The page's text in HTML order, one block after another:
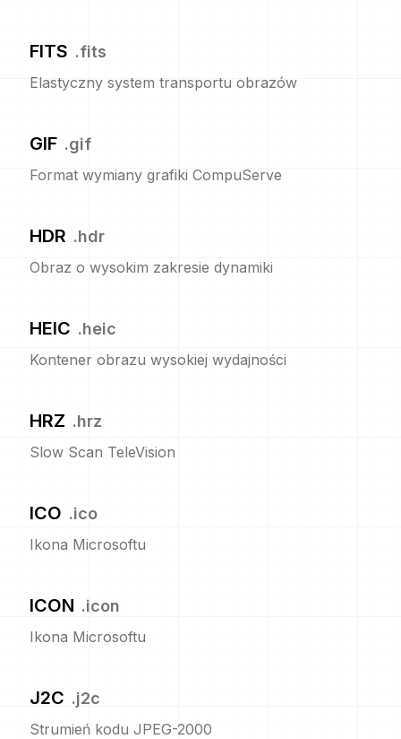
FITS .fits
Elastyczny system transportu obrazów
GIF .gif
Format wymiany grafiki CompuServe
HDR .hdr
Obraz o wysokim zakresie dynamiki
HEIC .heic
Kontener obrazu wysokiej wydajności
HRZ .hrz
Slow Scan TeleVision
ICO .ico
Ikona Microsoftu
ICON .icon
Ikona Microsoftu
J2C .j2c
Strumień kodu JPEG-2000